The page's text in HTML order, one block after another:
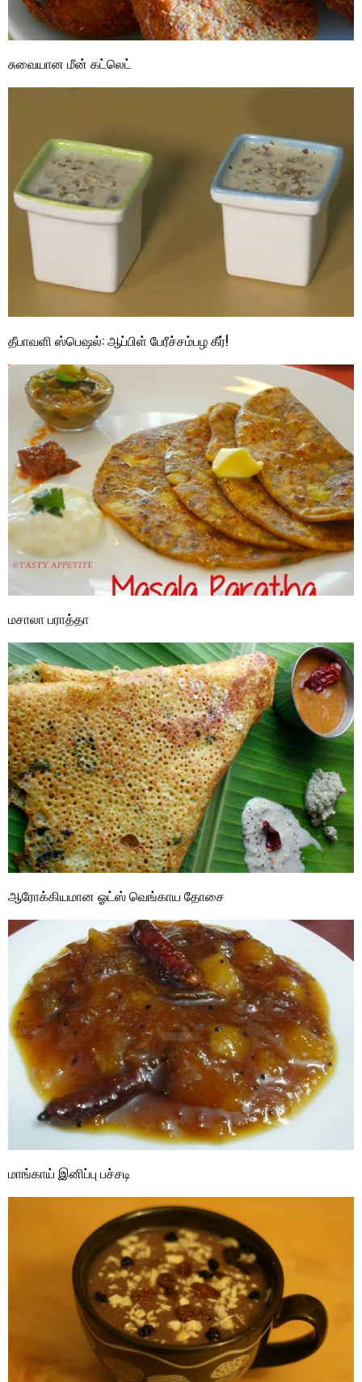
சுவையான மீன் கட்லெட்
தீபாவளி ஸ்பெஷல்: ஆப்பிள் பேரீச்சம்பழ கீர்!
மசாலா பராத்தா
ஆரோக்கியமான ஓட்ஸ் வெங்காய தோசை
மாங்காய் இனிப்பு பச்சடி